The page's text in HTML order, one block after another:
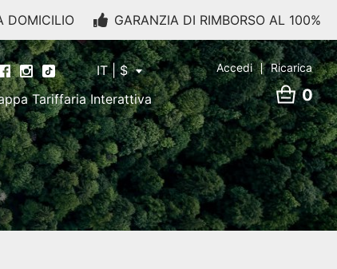
DOMICILIO GARANZIA DI RIMBORSO AL 100%
IT | $
Tariffaria Interattiva 0
Accedi Ricarica